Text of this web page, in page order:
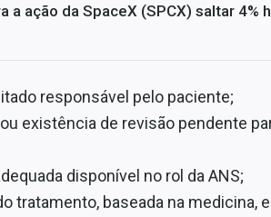
a ação da SpaceX (SPCX) saltar 4%
responsável pelo paciente;
existência de revisão pendente
disponível no rol da ANS;
tratamento, baseada na medicina,